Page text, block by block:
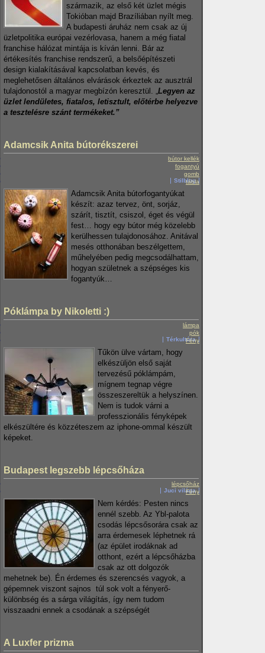
származik, az első két üzlet mégis
Tokióban majd Brazíliában nyílt meg.
A budapesti áruház nem csak az új
üzletpolitika európai vezérlovasa, hanem a még fiatal
franchise hálózat mintája is kíván lenni. Bár az
értékesítés franchise rendszerű, a belsőépítészeti
design kialakításával kapcsolatban kevés, és
meglehetősen általános elvárások érkeztek az ausztrál
tulajdonostól a magyar megbízón keresztül. „ Legyen az
üzlet lendületes, fiatalos, letisztult, előtérbe helyezve
a tesztelésre szánt termékeket.”
Adamcsik Anita bútorékszerei
bútor kellék
fogantyú
gomb
tábla
Stilblog
Adamcsik Anita bútorfogantyúkat
készít: azaz tervez, önt, sorjáz,
szárít, tisztít, csiszol, éget és végül
fest… hogy egy bútor még közelebb
kerülhessen tulajdonosához. Anitával
mesés otthonában beszélgettem,
műhelyében pedig megcsodálhattam,
hogyan születnek a szépséges kis
fogantyúk…
Póklámpa by Nikoletti :)
lámpa
pók
Fény
Térkultúra
Tűkön ülve vártam, hogy
elkészüljön első saját
tervezésű póklámpám,
mígnem tegnap végre
összeszereltük a helyszínen.
Nem is tudok várni a
professzionális fényképek
elkészültére és közzéteszem az iphone-ommal készült
képeket.
Budapest legszebb lépcsőháza
lépcsőház
Fény
Juci világa
Nem kérdés: Pesten nincs
ennél szebb. Az Ybl-palota
csodás lépcsősorára csak az
arra érdemesek léphetnek rá
(az épület irodáknak ad
otthont, ezért a lépcsőházba
csak az ott dolgozók
mehetnek be). Én érdemes és szerencsés vagyok, a
gépemnek viszont sajnos túl sok volt a fényerő-
különbség és a sárga világítás, így nem tudom
visszaadni ennek a csodának a szépségét
A Luxfer prizma